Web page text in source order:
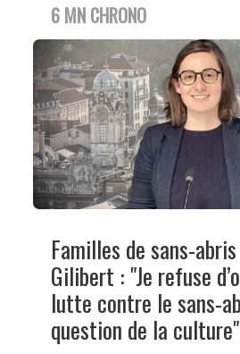
6 MN CHRONO
Familles de sans-
Gilibert : "Je refuse
lutte contre le sans-
question de la culture"